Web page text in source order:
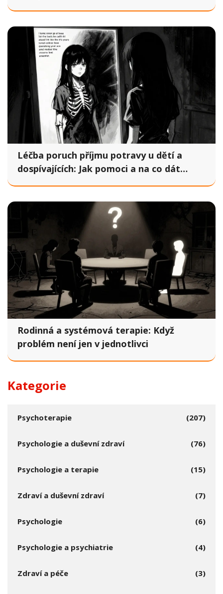
Léčba poruch příjmu potravy u dětí a
dospívajících: Jak pomoci a na co dát
Rodinná a systémová terapie: Když
problém není jen v jednotlivci
Kategorie
Psychoterapie (207)
Psychologie a duševní zdraví (76)
Psychologie a terapie (15)
Zdraví a duševní zdraví (7)
Psychologie (6)
Psychologie a psychiatrie (4)
Zdraví a péče (3)